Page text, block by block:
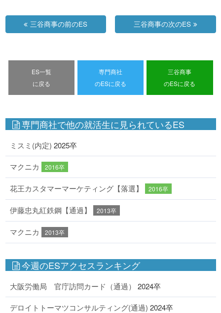
三谷商事の前のES 三谷商事の次のES
ES一覧
に戻る
専門商社
のESに戻る
三谷商事
のESに戻る
専門商社で他の就活生に見られているES
ミスミ(内定) 2025卒
マクニカ 2016卒
花王カスタマーマーケティング【落選】 2016卒
伊藤忠丸紅鉄鋼【通過】 2013卒
マクニカ 2013卒
今週のESアクセスランキング
大阪労働局 官庁訪問カード（通過） 2024卒
デロイトトーマツコンサルティング(通過) 2024卒